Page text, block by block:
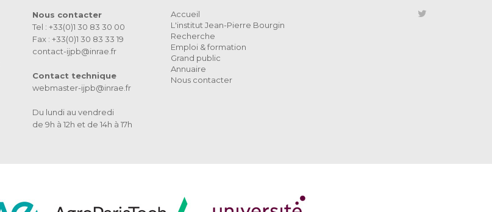
Nous contacter
Tel : +33(0)1 30 83 30 00
Fax : +33(0)1 30 83 33 19
contact-ijpb@inrae.fr
Contact technique
webmaster-ijpb@inrae.fr
Du lundi au vendredi
de 9h à 12h et de 14h à 17h
Accueil
L'institut Jean-Pierre Bourgin
Recherche
Emploi & formation
Grand public
Annuaire
Nous contacter